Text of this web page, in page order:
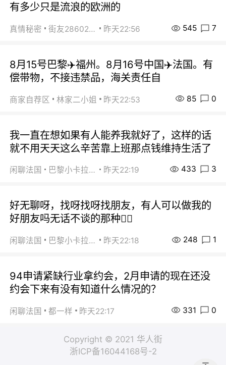
有多少只是流浪的欧洲的
真情秘密 街友28602925 昨天22:56 545 7
8月15号巴黎✈️福州。8月16号中国✈️法国。有
偿带物，不接违禁品，海关责任自
商家自荐区 林家二小姐 昨天22:53 85 0
我一直在想如果有人能养我就好了，这样的话
就不用天天这么辛苦靠上班那点钱维持生活了
闲聊法国 巴黎小卡拉咪 昨天22:19 433 3
好无聊呀，找呀找呀找朋友，有人可以做我的
好朋友吗无话不谈的那种😮‍💨
闲聊法国 巴黎小卡拉咪 昨天22:18 248 1
94申请紧缺行业拿约会，2月申请的现在还没
约会下来有没有知道什么情况的？
闲聊法国 都一样 昨天22:17 331 0
Copyright © 2021 华人街
浙ICP备16044168号-2